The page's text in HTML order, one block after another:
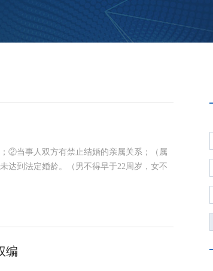
②当事人双方有禁止结婚的亲属关系；（属
达到法定婚龄。（男不得早于22周岁，女不
编